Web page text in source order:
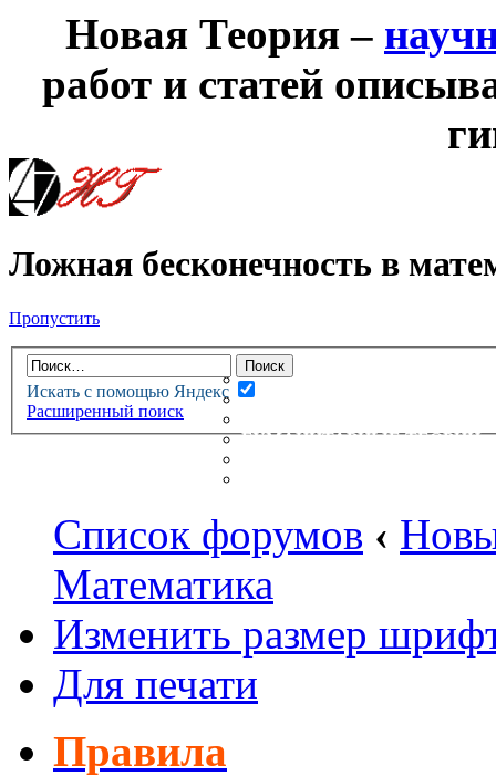
Новая Теория –
работ и статей
Ложная бесконечность в
Пропустить
Искать с помощью Яндекс
Расширенный поиск
НОВАЯ ТЕОРИЯФОРУМ
НОВЫЕ СООБЩЕНИЯ
НЕПРОЧИТАННЫЕ
ГУМАНИТАРНЫЕ ТЕОРИИ
Список форумов ‹
Математика
Изменить размер
Для печати
Правила